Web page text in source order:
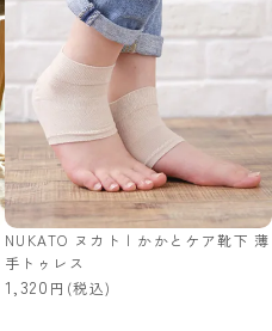
NUKATO ヌカト | かかとケア靴下 薄
手トゥレス
1,320 (税込)